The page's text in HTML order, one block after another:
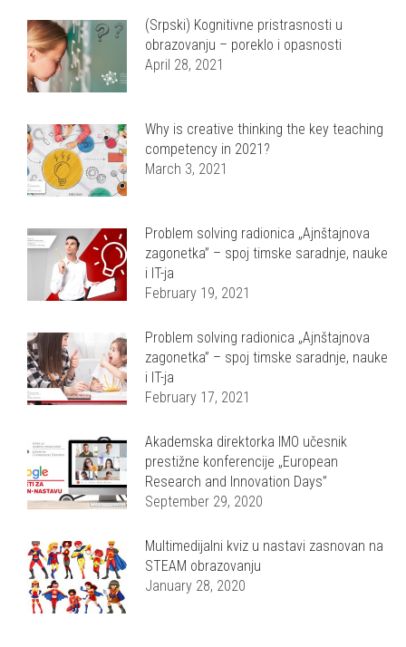
(Srpski) Kognitivne pristrasnosti u
obrazovanju – poreklo i opasnosti
April 28, 2021
Why is creative thinking the key teaching
competency in 2021?
March 3, 2021
Problem solving radionica „Ajnštajnova
zagonetka” – spoj timske saradnje, nauke
i IT-ja
February 19, 2021
Problem solving radionica „Ajnštajnova
zagonetka” – spoj timske saradnje, nauke
i IT-ja
February 17, 2021
Akademska direktorka IMO učesnik
prestižne konferencije „European
Research and Innovation Days”
September 29, 2020
Multimedijalni kviz u nastavi zasnovan na
STEAM obrazovanju
January 28, 2020